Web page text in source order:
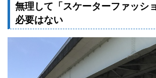
無理して「スケーターファッシ
必要はない